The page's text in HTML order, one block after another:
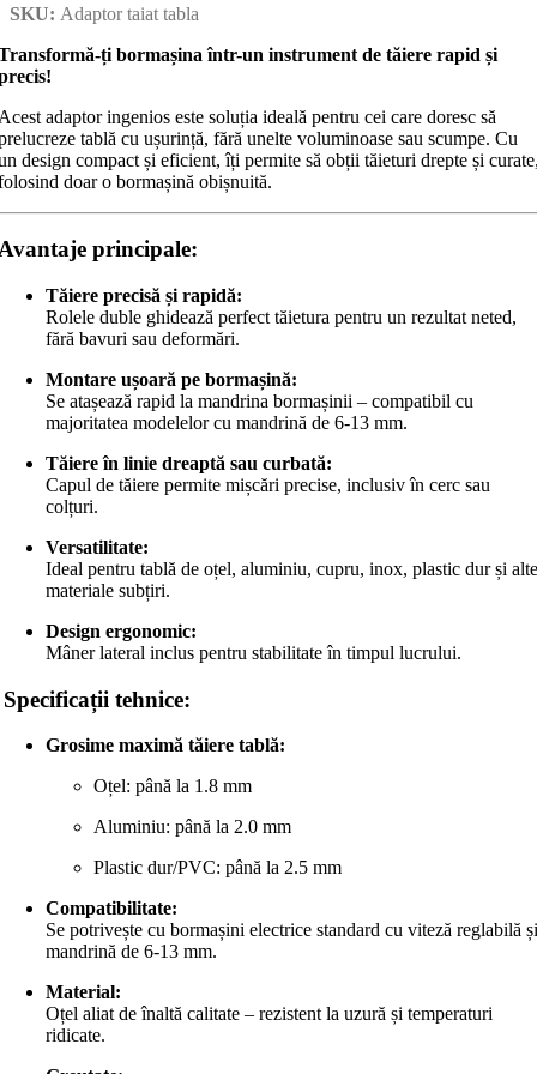
SKU: Adaptor taiat tabla
ți bormașina într-un instrument de tăiere rapid și
adaptor ingenios este soluția ideală pentru cei care doresc să
tablă cu ușurință, fără unelte voluminoase sau scumpe. Cu
design compact și eficient, îți permite să obții tăieturi drepte și
doar o bormașină obișnuită.
principale:
Tăiere precisă și rapidă:
Rolele duble ghidează perfect tăietura pentru un rezultat neted,
fără bavuri sau deformări.
Montare ușoară pe bormașină:
Se atașează rapid la mandrina bormașinii – compatibil cu
majoritatea modelelor cu mandrină de 6-13 mm.
Tăiere în linie dreaptă sau curbată:
Capul de tăiere permite mișcări precise, inclusiv în cerc sau
colțuri.
Versatilitate:
Ideal pentru tablă de oțel, aluminiu, cupru, inox, plastic dur și alte
materiale subțiri.
Design ergonomic:
Mâner lateral inclus pentru stabilitate în timpul lucrului.
Specificații tehnice:
Grosime maximă tăiere tablă:
Oțel: până la 1.8 mm
Aluminiu: până la 2.0 mm
Plastic dur/PVC: până la 2.5 mm
Compatibilitate:
Se potrivește cu bormașini electrice standard cu viteză reglabilă și
mandrină de 6-13 mm.
Material:
Oțel aliat de înaltă calitate – rezistent la uzură și temperaturi
ridicate.